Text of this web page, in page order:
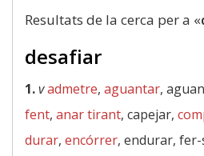
Resultats de la cerca per a «
desafiar
1.vadmetre, aguantar,
fent, anar tirant, capejar,
durar, encórrer, endurar,